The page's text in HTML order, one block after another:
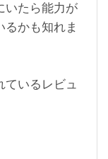
いたら能力が
かも知れま
ているレビュ